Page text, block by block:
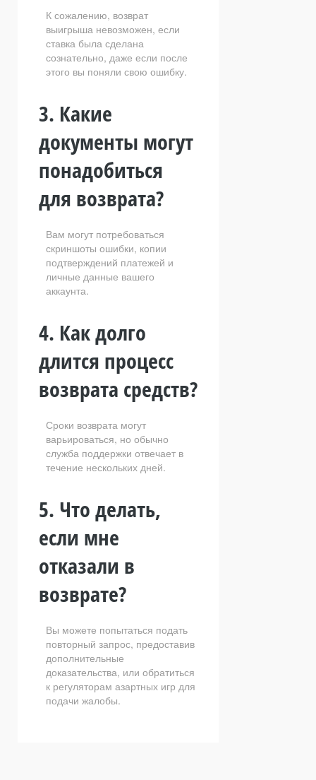
К сожалению, возврат
выигрыша невозможен, если
ставка была сделана
сознательно, даже если после
этого вы поняли свою ошибку.
3. Какие
документы могут
понадобиться
для возврата?
Вам могут потребоваться
скриншоты ошибки, копии
подтверждений платежей и
личные данные вашего
аккаунта.
4. Как долго
длится процесс
возврата средств?
Сроки возврата могут
варьироваться, но обычно
служба поддержки отвечает в
течение нескольких дней.
5. Что делать,
если мне
отказали в
возврате?
Вы можете попытаться подать
повторный запрос, предоставив
дополнительные
доказательства, или обратиться
к регуляторам азартных игр для
подачи жалобы.